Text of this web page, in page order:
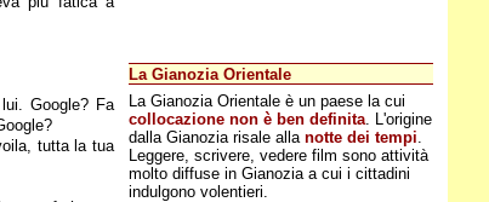
Google? Fa
tutta la tua
La Gianozia Orientale
La Gianozia Orientale è un paese la cui
collocazione non è ben definita. L'origine
dalla Gianozia risale allanotte dei tempi.
Leggere, scrivere, vedere film sono attività
molto diffuse in Gianozia a cui i cittadini
indulgono volentieri.